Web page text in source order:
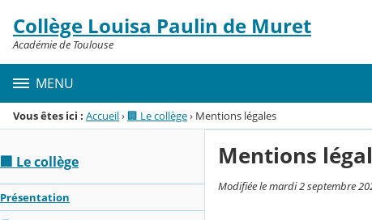
Menu de la rubrique
Contenu
Collège Louisa Paulin de Muret
Académie de Toulouse
MENU
Vous êtes ici : Accueil›🏢 Le collège› Mentions légales
🏢 Le collège
Présentation
Mentions
Modifiée le mardi 2 septembre